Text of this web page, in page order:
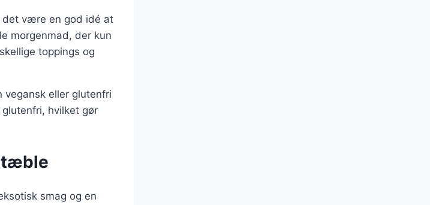
det være en god idé at
morgenmad, der kun
toppings og
eller glutenfri
hvilket gør
smag og en